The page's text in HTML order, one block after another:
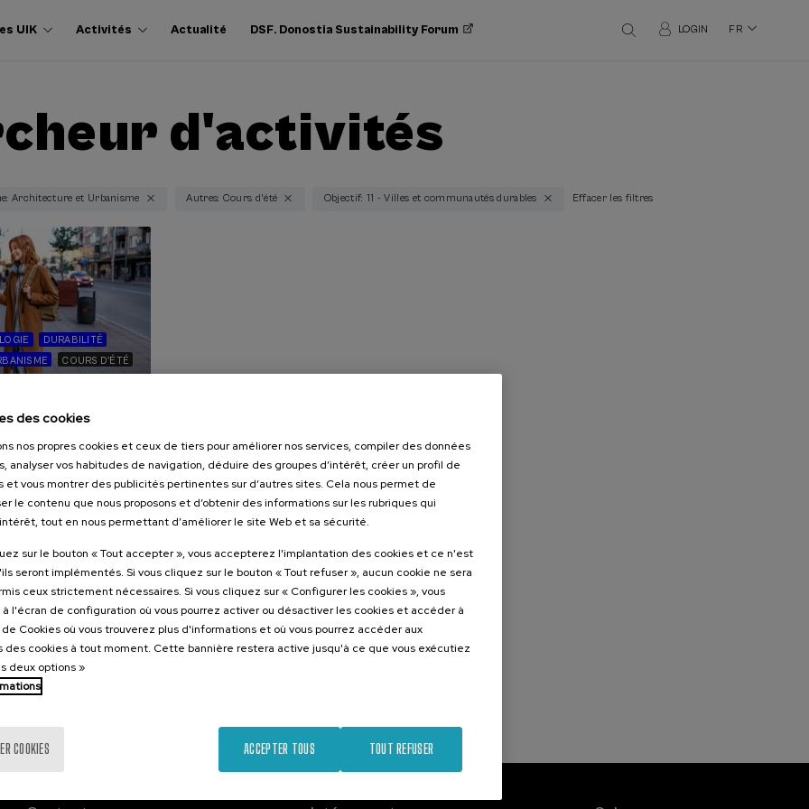
UIK Activités Actualité DSF. Donostia Sustainability Forum LOGIN FR
d'activités
Architecture et Urbanisme Autres: Cours d'été Objectif: 11 - Villes et communautés durables Effacer les filtres
DURABILITÉ
COURS D'ÉTÉ
Eredu
Espagnol
... DE 10 €
Dernières
places
Gratuit
Date
passée
Liste
d'attente
Période
d'inscription
terminée
des cookies
nos propres cookies et ceux de tiers pour améliorer nos services, compiler des données
analyser vos habitudes de navigation, déduire des groupes d’intérêt, créer un profil de
et vous montrer des publicités pertinentes sur d’autres sites. Cela nous permet de
le contenu que nous proposons et d’obtenir des informations sur les rubriques qui
tout en nous permettant d’améliorer le site Web et sa sécurité.
sur le bouton « Tout accepter », vous accepterez l'implantation des cookies et ce n'est
seront implémentés. Si vous cliquez sur le bouton « Tout refuser », aucun cookie ne sera
ceux strictement nécessaires. Si vous cliquez sur « Configurer les cookies », vous
l'écran de configuration où vous pourrez activer ou désactiver les cookies et accéder à
Cookies où vous trouverez plus d'informations et où vous pourrez accéder aux
des cookies à tout moment. Cette bannière restera active jusqu'à ce que vous exécutiez
deux options »
COOKIES TOUT REFUSER
ACCEPTER TOUS